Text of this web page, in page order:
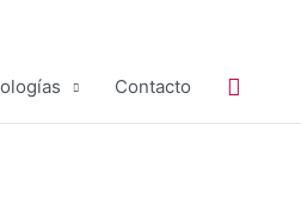
Contacto Buscar